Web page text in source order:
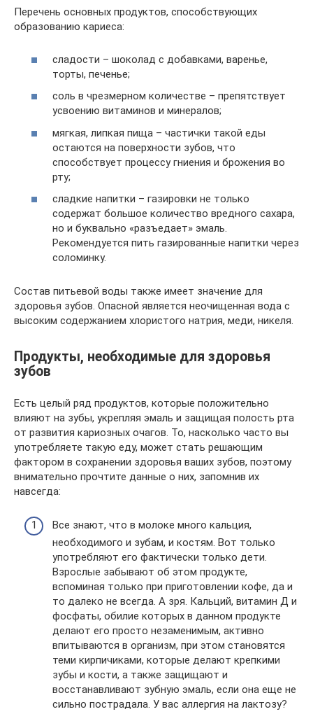
Перечень основных продуктов, способствующих
образованию кариеса:
сладости – шоколад с добавками, варенье,
торты, печенье;
соль в чрезмерном количестве – препятствует
усвоению витаминов и минералов;
мягкая, липкая пища – частички такой еды
остаются на поверхности зубов, что
способствует процессу гниения и брожения во
рту;
сладкие напитки – газировки не только
содержат большое количество вредного сахара,
но и буквально «разъедает» эмаль.
Рекомендуется пить газированные напитки через
соломинку.
Состав питьевой воды также имеет значение для
здоровья зубов. Опасной является неочищенная вода с
высоким содержанием хлористого натрия, меди, никеля.
Продукты, необходимые для здоровья
зубов
Есть целый ряд продуктов, которые положительно
влияют на зубы, укрепляя эмаль и защищая полость рта
от развития кариозных очагов. То, насколько часто вы
употребляете такую еду, может стать решающим
фактором в сохранении здоровья ваших зубов, поэтому
внимательно прочтите данные о них, запомнив их
навсегда:
Все знают, что в молоке много кальция,
необходимого и зубам, и костям. Вот только
употребляют его фактически только дети.
Взрослые забывают об этом продукте,
вспоминая только при приготовлении кофе, да и
то далеко не всегда. А зря. Кальций, витамин Д и
фосфаты, обилие которых в данном продукте
делают его просто незаменимым, активно
впитываются в организм, при этом становятся
теми кирпичиками, которые делают крепкими
зубы и кости, а также защищают и
восстанавливают зубную эмаль, если она еще не
сильно пострадала. У вас аллергия на лактозу?